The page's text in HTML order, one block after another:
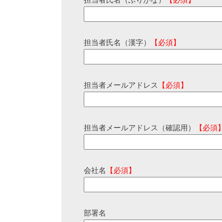
担当者氏名（漢字） 【必須】
担当者メールアドレス 【必須】
担当者メールアドレス（確認用） 【必須
会社名 【必須】
部署名